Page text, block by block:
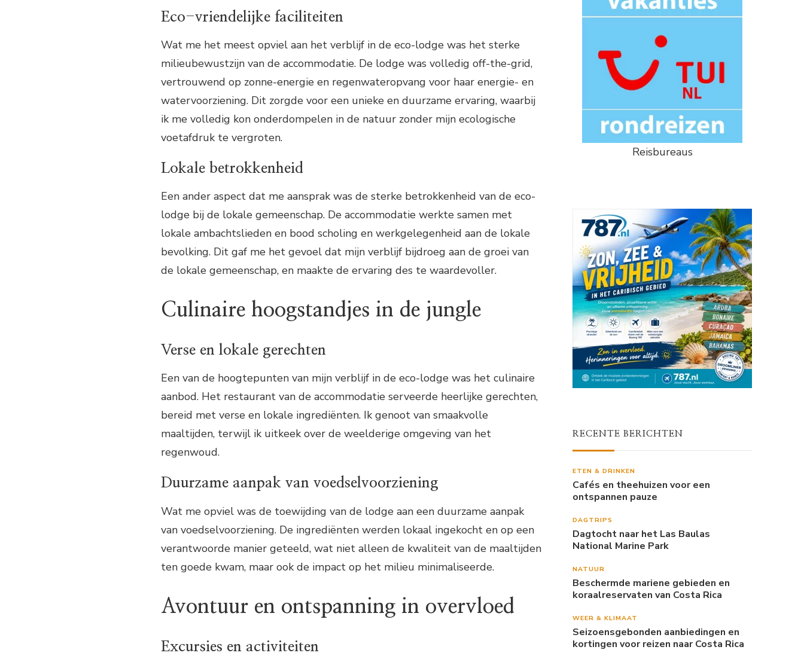
Eco-vriendelijke faciliteiten
Wat me het meest opviel aan het verblijf in de eco-lodge was het sterke
milieubewustzijn van de accommodatie. De lodge was volledig off-the-grid,
vertrouwend op zonne-energie en regenwateropvang voor haar energie- en
watervoorziening. Dit zorgde voor een unieke en duurzame ervaring, waarbij
ik me volledig kon onderdompelen in de natuur zonder mijn ecologische
voetafdruk te vergroten.
Lokale betrokkenheid
Een ander aspect dat me aansprak was de sterke betrokkenheid van de eco-
lodge bij de lokale gemeenschap. De accommodatie werkte samen met
lokale ambachtslieden en bood scholing en werkgelegenheid aan de lokale
bevolking. Dit gaf me het gevoel dat mijn verblijf bijdroeg aan de groei van
de lokale gemeenschap, en maakte de ervaring des te waardevoller.
Culinaire hoogstandjes in de jungle
Verse en lokale gerechten
Een van de hoogtepunten van mijn verblijf in de eco-lodge was het culinaire
aanbod. Het restaurant van de accommodatie serveerde heerlijke gerechten,
bereid met verse en lokale ingrediënten. Ik genoot van smaakvolle
maaltijden, terwijl ik uitkeek over de weelderige omgeving van het
regenwoud.
Duurzame aanpak van voedselvoorziening
Wat me opviel was de toewijding van de lodge aan een duurzame aanpak
van voedselvoorziening. De ingrediënten werden lokaal ingekocht en op een
verantwoorde manier geteeld, wat niet alleen de kwaliteit van de maaltijden
ten goede kwam, maar ook de impact op het milieu minimaliseerde.
Avontuur en ontspanning in overvloed
Excursies en activiteiten
Reisbureaus
RECENTE BERICHTEN
ETEN & DRINKEN
Cafés en theehuizen voor een
ontspannen pauze
DAGTRIPS
Dagtocht naar het Las Baulas
National Marine Park
NATUUR
Beschermde mariene gebieden en
koraalreservaten van Costa Rica
WEER & KLIMAAT
Seizoensgebonden aanbiedingen en
kortingen voor reizen naar Costa Rica